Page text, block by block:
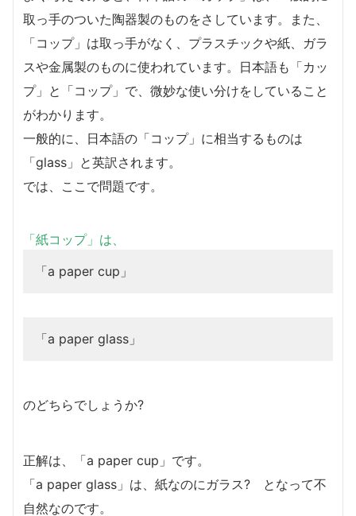
取っ手のついた陶器製のものをさしています。また、
「コップ」は取っ手がなく、プラスチックや紙、ガラ
スや金属製のものに使われています。日本語も「カッ
プ」と「コップ」で、微妙な使い分けをしていること
がわかります。
一般的に、日本語の「コップ」に相当するものは
「glass」と英訳されます。
では、ここで問題です。
「紙コップ」は、
「a paper cup」
「a paper glass」
のどちらでしょうか?
正解は、「a paper cup」です。
「a paper glass」は、紙なのにガラス? となって不
自然なのです。